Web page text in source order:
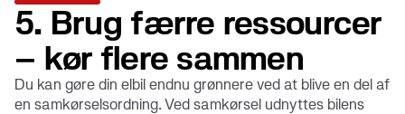
5. Brug færre ressourcer
– kør flere sammen
Du kan gøre din elbil endnu grønnere ved at blive en del af
en samkørselsordning. Ved samkørsel udnyttes bilens